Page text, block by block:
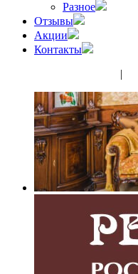
Разное
Отзывы
Акции
Контакты
|